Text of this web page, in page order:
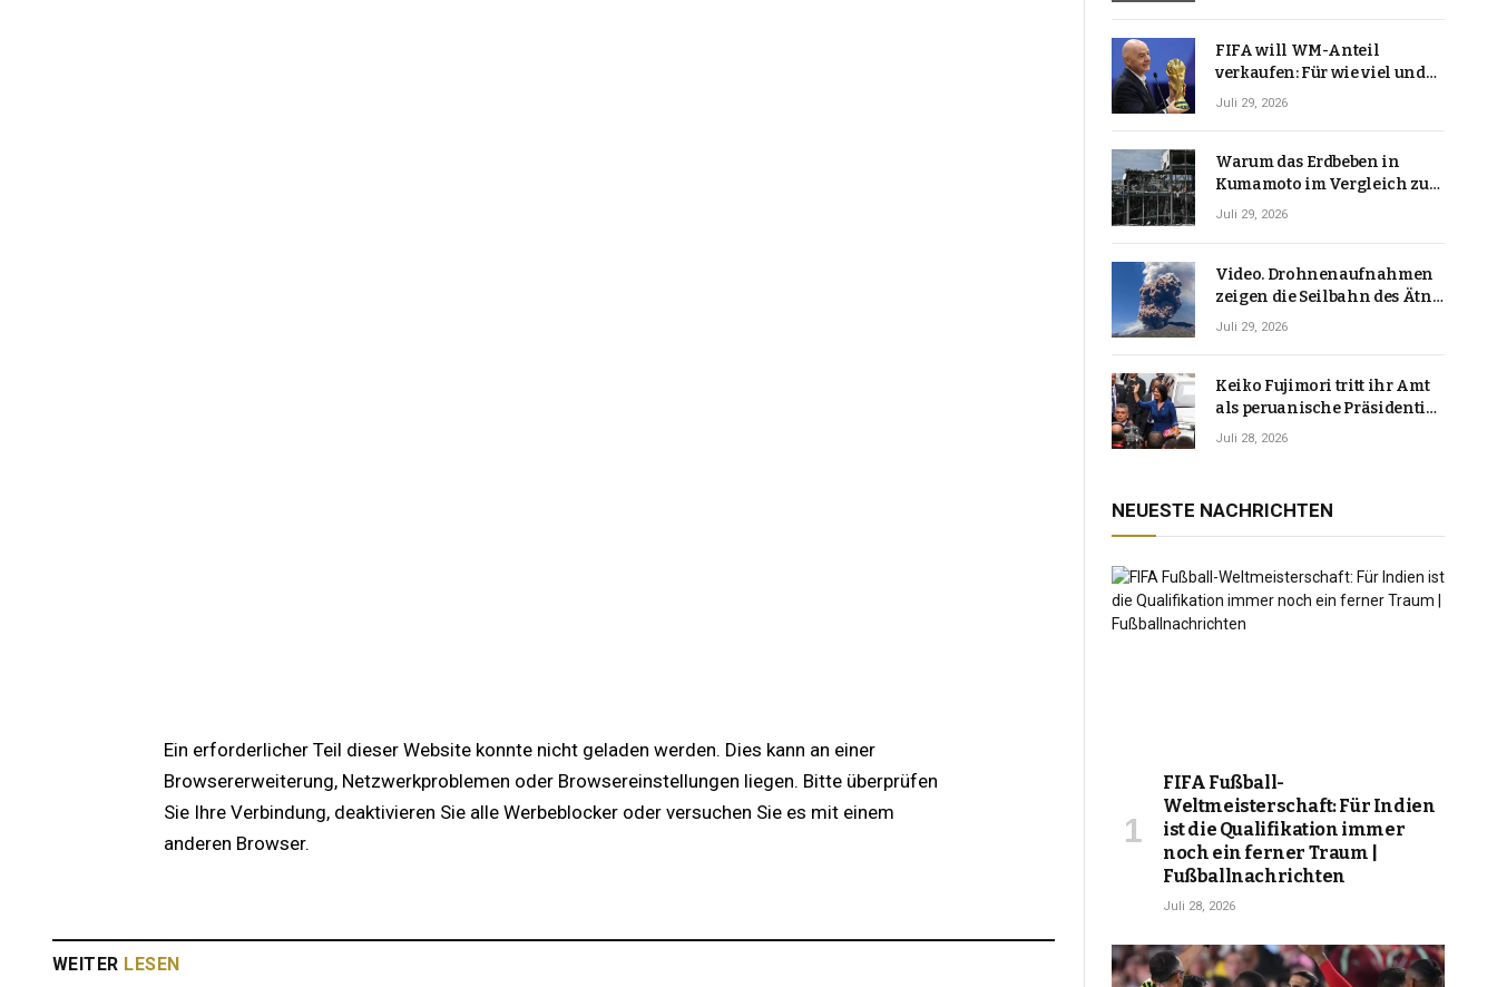
Ein erforderlicher Teil dieser Website konnte nicht geladen werden. Dies kann an einer
Browsererweiterung, Netzwerkproblemen oder Browsereinstellungen liegen. Bitte überprüfen
Sie Ihre Verbindung, deaktivieren Sie alle Werbeblocker oder versuchen Sie es mit einem
anderen Browser.
WEITER LESEN
FIFA will WM-Anteil
verkaufen: Für wie viel und
warum macht Gianni
Juli 29, 2026
Warum das Erdbeben in
Kumamoto im Vergleich zu
den meisten Erdbeben, die
Juli 29, 2026
Video. Drohnenaufnahmen
zeigen die Seilbahn des Ätna
über einer Vulkanlandschaft
Juli 29, 2026
Keiko Fujimori tritt ihr Amt
als peruanische Präsidentin
an und verspricht, das
Juli 28, 2026
NEUESTE NACHRICHTEN
FIFA Fußball-
Weltmeisterschaft: Für Indien
ist die Qualifikation immer
noch ein ferner Traum |
Fußballnachrichten
Juli 28, 2026